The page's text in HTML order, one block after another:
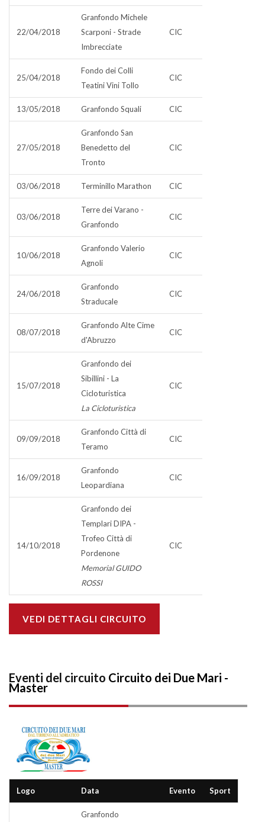
22/04/2018
Granfondo Michele
Scarponi - Strade
Imbrecciate
CIC
25/04/2018
Fondo dei Colli
Teatini Vini Tollo
CIC
13/05/2018 Granfondo Squali CIC
27/05/2018
Granfondo San
Benedetto del
Tronto
CIC
03/06/2018 Terminillo Marathon CIC
03/06/2018
Terre dei Varano -
Granfondo
CIC
10/06/2018
Granfondo Valerio
Agnoli
CIC
24/06/2018
Granfondo
Straducale
CIC
08/07/2018
Granfondo Alte Cime
d'Abruzzo
CIC
15/07/2018
Granfondo dei
Sibillini - La
Cicloturistica
La Cicloturistica
CIC
09/09/2018
Granfondo Città di
Teramo
CIC
16/09/2018
Granfondo
Leopardiana
CIC
14/10/2018
Granfondo dei
Templari DIPA -
Trofeo Città di
Pordenone
Memorial GUIDO
ROSSI
CIC
VEDI DETTAGLI CIRCUITO
Eventi del circuito Circuito dei Due Mari -
Master
Logo Data Evento Sport
Granfondo